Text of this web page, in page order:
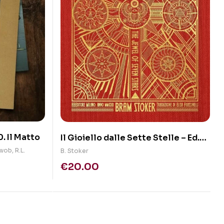
Il Matto
, R.L.
Il Gioiello dalle Sette Stelle – Ed.
Speciale (Cartonato)
B. Stoker
€20.00